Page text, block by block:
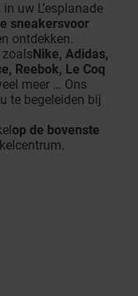
uw L’esplanade
sneakersvoor
ontdekken.
zoals Nike, Adidas,
Reebok, Le Coq
meer … Ons
te begeleiden bij
op de bovenste